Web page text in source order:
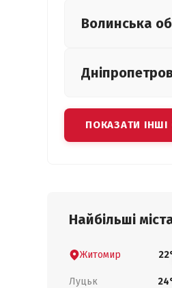
Волинська
ПОКАЗАТИ ІНШІ
Найбільші
Житомир
Луцьк